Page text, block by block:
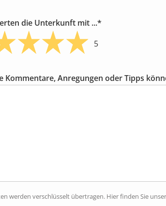
die Unterkunft mit ...*
5
Kommentare, Anregungen oder Tipps
werden verschlüsselt übertragen. Hier finden Sie